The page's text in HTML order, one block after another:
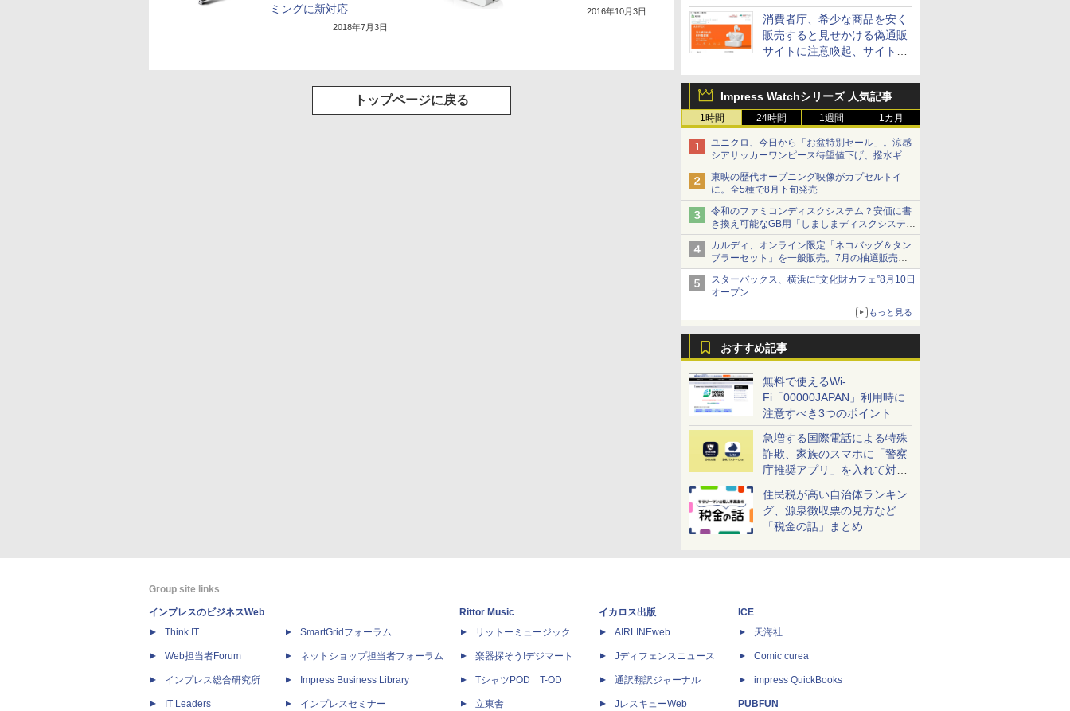
消費者庁、希少な商品を安く
販売すると見せかける偽通販
サイトに注意喚起、サイト名
Impress Watchシリーズ 人気記事
1時間 24時間 1週間 1カ月
ユニクロ、今日から「お盆特別セール」。涼感
シアサッカーワンピース待望値下げ、撥水ギア
ショーツは1990円に
東映の歴代オープニング映像がカプセルトイ
に。全5種で8月下旬発売
令和のファミコンディスクシステム？安価に書
き換え可能なGB用「しましまディスクシステ
ム」
カルディ、オンライン限定「ネコバッグ＆タン
ブラーセット」を一般販売。7月の抽選販売の
当選無効分
スターバックス、横浜に“文化財カフェ”8月10日
オープン
もっと見る
おすすめ記事
無料で使えるWi-
Fi「00000JAPAN」利用時に
注意すべき3つのポイント
急増する国際電話による特殊
詐欺、家族のスマホに「警察
庁推奨アプリ」を入れて対策
しよう！
住民税が高い自治体ランキン
グ、源泉徴収票の見方など
「税金の話」まとめ
ミングに新対応
2018年7月3日
2016年10月3日
トップページに戻る
Group site links
インプレスのビジネスWeb
Think IT
Web担当者Forum
インプレス総合研究所
IT Leaders
SmartGridフォーラム
ネットショップ担当者フォーラム
Impress Business Library
インプレスセミナー
Rittor Music
リットーミュージック
楽器探そう!デジマート
TシャツPOD T-OD
立東舎
イカロス出版
AIRLINEweb
Jディフェンスニュース
通訳翻訳ジャーナル
JレスキューWeb
ICE
天海社
Comic curea
impress QuickBooks
PUBFUN